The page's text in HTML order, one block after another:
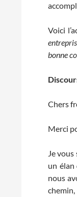
Voici
bonne
Chers
Merci
Je
un élan
nous